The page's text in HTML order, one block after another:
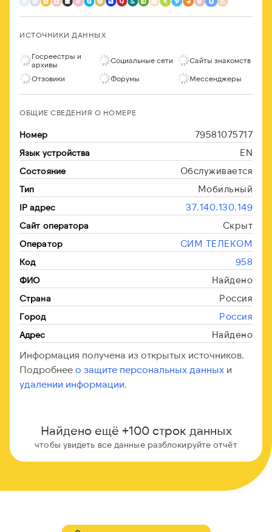
ИСТОЧНИКИ ДАННЫХ
Госреестры и
архивы
Социальные сети Сайты знакомств
Отзовики Форумы Мессенджеры
ОБЩИЕ СВЕДЕНИЯ О НОМЕРЕ
Номер 79581075717
Язык устройства EN
Состояние Обслуживается
Тип Мобильный
IP адрес 37.140.130.149
Сайт оператора Скрыт
Оператор СИМ ТЕЛЕКОМ
Код 958
ФИО Найдено
Страна Россия
Город Россия
Адрес Найдено
Информация получена из открытых источников.
Подробнее о защите персональных данных и
удалении информации.
Найдено ещё +100 строк данных
чтобы увидеть все данные разблокируйте отчёт